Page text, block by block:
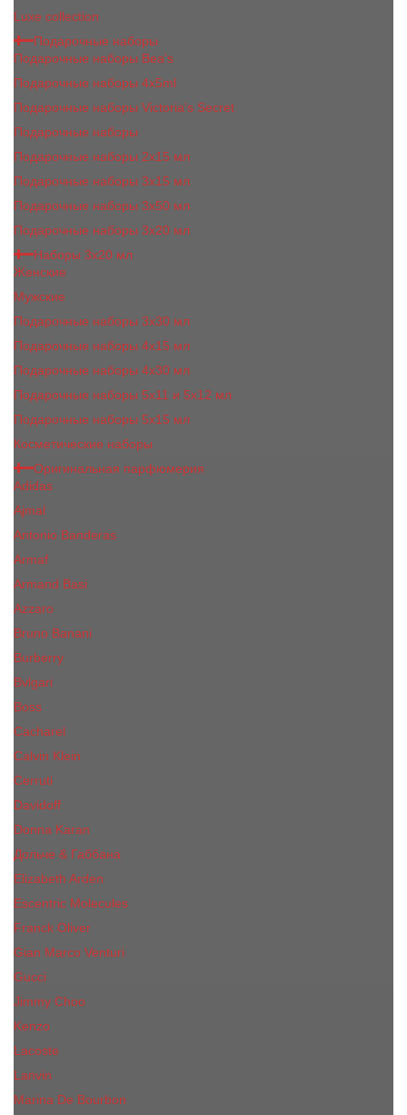
Luxe collection
Подарочные наборы
Подарочные наборы Bea's
Подарочные наборы 4х5ml
Подарочные наборы Victoria's Secret
Подарочные наборы
Подарочные наборы 2x15 мл
Подарочные наборы 3х15 мл
Подарочные наборы 3x50 мл
Подарочные наборы 3x20 мл
Наборы 3х20 мл
Женские
Мужские
Подарочные наборы 3х30 мл
Подарочные наборы 4x15 мл
Подарочные наборы 4x30 мл
Подарочные наборы 5x11 и 5х12 мл
Подарочные наборы 5x15 мл
Косметические наборы
Оригинальная парфюмерия
Adidas
Ajmal
Antonio Banderas
Armaf
Armand Basi
Azzaro
Bruno Banani
Burberry
Bvlgari
Boss
Cacharel
Calvin Klein
Cerruti
Davidoff
Donna Karan
Дольче & Габбана
Elizabeth Arden
Escentric Molecules
Franck Oliver
Gian Marco Venturi
Gucci
Jimmy Choo
Kenzo
Lacoste
Lanvin
Marina De Bourbon